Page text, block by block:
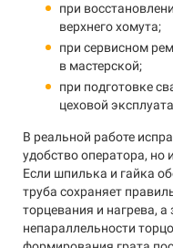
при
верхнего хомута;
при сервисном
в мастерской;
при подготовке
цеховой
В реальной работе
удобство оператора, но
Если шпилька и гайка
труба сохраняет
торцевания и нагрева, а
непараллельности